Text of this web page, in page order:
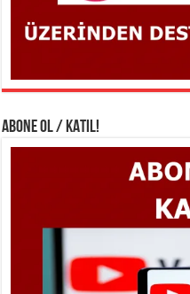
ABONE OL / KATIL!